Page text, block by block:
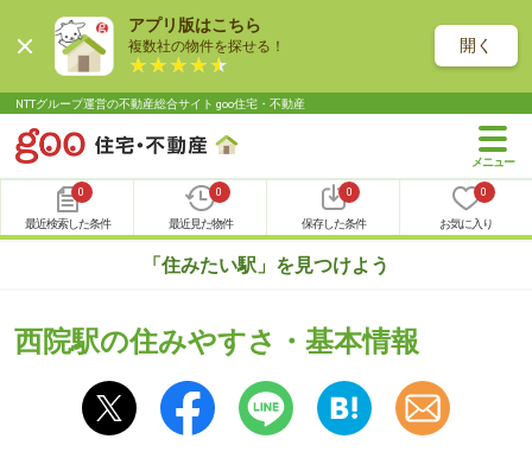
アプリ版はこちら
複数社の物件を探せる！ 開く
NTTグループ運営の不動産総合サイト goo住宅・不動産
0
最近検索した条件
0
最近見た物件
0
保存した条件
0
お気に入り
「住みたい駅」を見つけよう
西院駅の住みやすさ・基本情報